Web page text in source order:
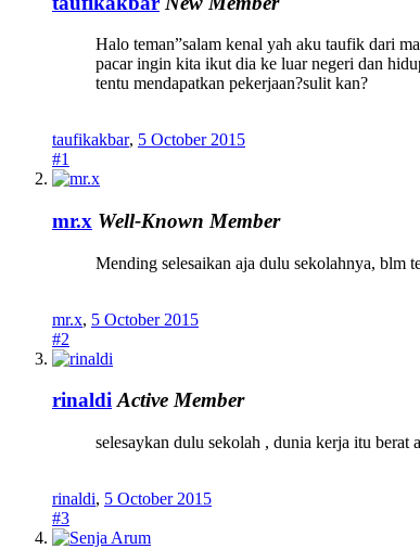
Halo teman”salam kenal yah aku taufik dari
pacar ingin kita ikut dia ke luar negeri dan
tentu mendapatkan pekerjaan?sulit kan?
taufikakbar, 5 October 2015
#1
mr.x Well-Known Member
Mending selesaikan aja dulu sekolahnya, blm
mr.x, 5 October 2015
#2
rinaldi Active Member
selesaykan dulu sekolah , dunia kerja itu
rinaldi, 5 October 2015
#3